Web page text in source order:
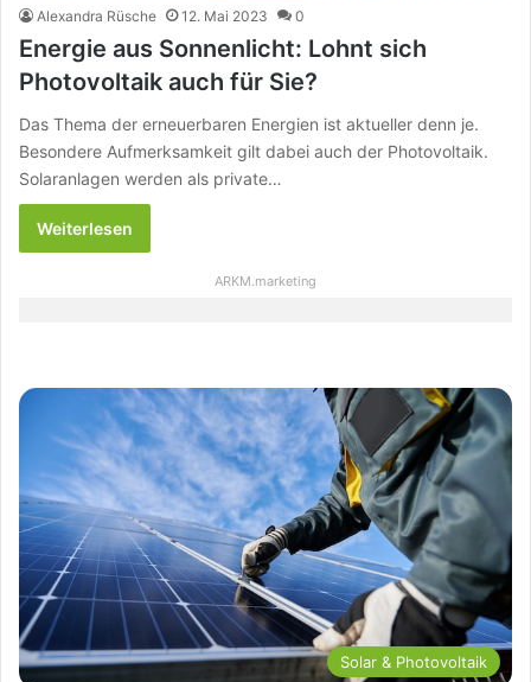
Alexandra Rüsche 12. Mai 2023 0
Energie aus Sonnenlicht: Lohnt sich
Photovoltaik auch für Sie?
Das Thema der erneuerbaren Energien ist aktueller denn je.
Besondere Aufmerksamkeit gilt dabei auch der Photovoltaik.
Solaranlagen werden als private…
Weiterlesen
ARKM.marketing
Solar & Photovoltaik